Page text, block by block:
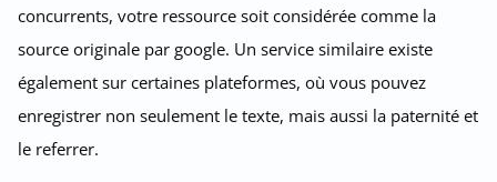
concurrents, votre ressource soit considérée comme la
source originale par google. Un service similaire existe
également sur certaines plateformes, où vous pouvez
enregistrer non seulement le texte, mais aussi la paternité et
le referrer.